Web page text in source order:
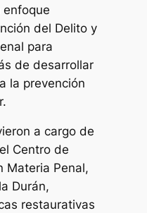
del Delito y
para
de desarrollar
la prevención
a cargo de
Centro de
Materia Penal,
Durán,
restaurativas